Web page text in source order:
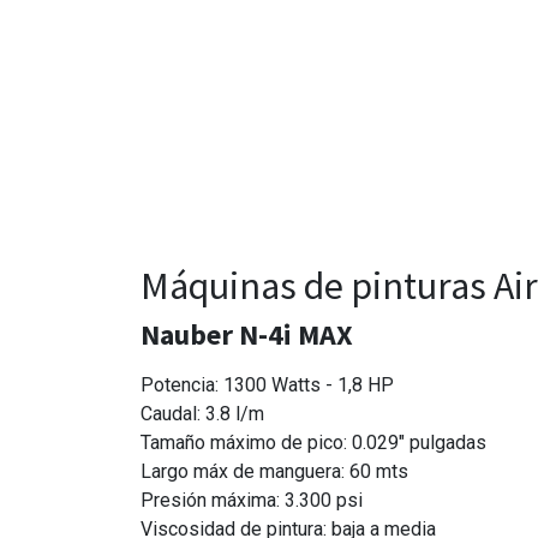
Máquinas de pinturas
Nauber N-4i MAX
Potencia: 1300 Watts - 1,8 HP
Caudal: 3.8 l/m
Tamaño máximo de pico: 0.029" pulgadas
Largo máx de manguera: 60 mts
Presión máxima: 3.300 psi
Viscosidad de pintura: baja a media